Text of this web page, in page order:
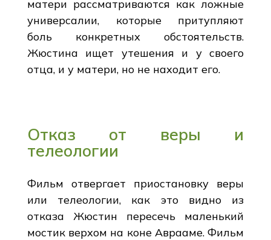
матери рассматриваются как ложные
универсалии, которые притупляют
боль конкретных обстоятельств.
Жюстина ищет утешения и у своего
отца, и у матери, но не находит его.
Отказ от веры и
телеологии
Фильм отвергает приостановку веры
или телеологии, как это видно из
отказа Жюстин пересечь маленький
мостик верхом на коне Аврааме. Фильм